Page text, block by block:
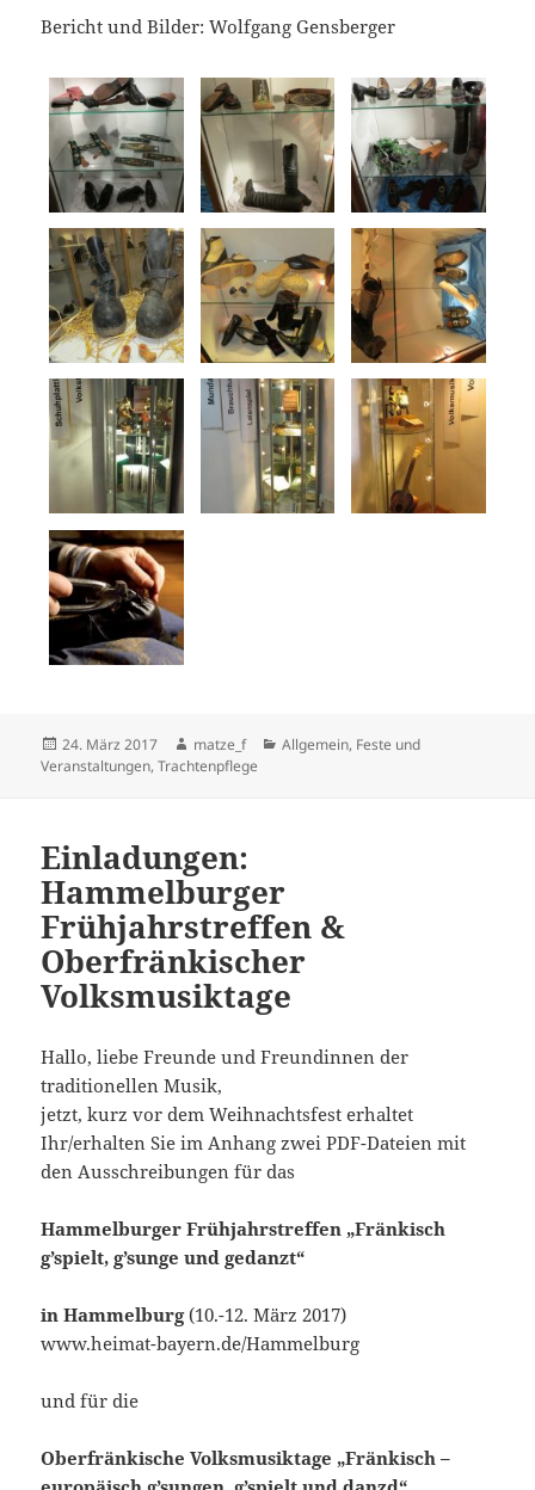
Bericht und Bilder: Wolfgang Gensberger
Veröffentlicht
am
24. März 2017 Autor
matze_f Kategorien
Allgemein, Feste und
Veranstaltungen,Trachtenpflege
Einladungen:
Hammelburger
Frühjahrstreffen &
Oberfränkischer
Volksmusiktage
Hallo, liebe Freunde und Freundinnen der
traditionellen Musik,
jetzt, kurz vor dem Weihnachtsfest erhaltet
Ihr/erhalten Sie im Anhang zwei PDF-Dateien mit
den Ausschreibungen für das
Hammelburger Frühjahrstreffen „Fränkisch
g’spielt, g’sunge und gedanzt“
in Hammelburg(10.-12. März 2017)
www.heimat-bayern.de/Hammelburg
und für die
Oberfränkische Volksmusiktage „Fränkisch –